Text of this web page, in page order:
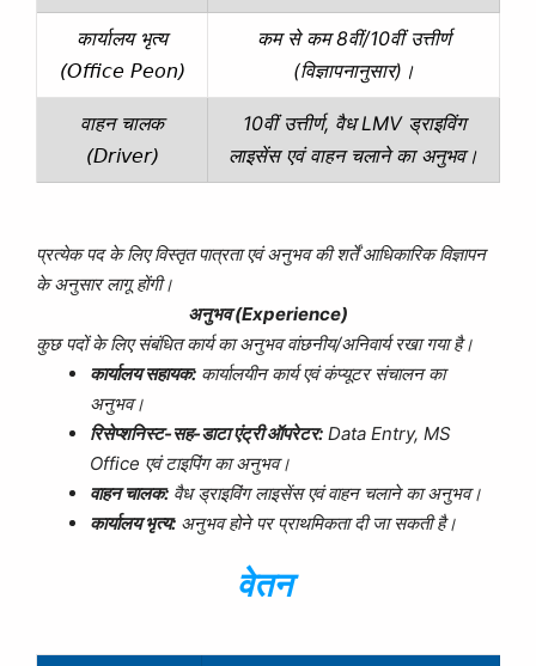
कार्यालय भृत्य
(Office Peon)
कम से कम 8वीं/10वीं उत्तीर्ण
(विज्ञापनानुसार)।
वाहन चालक
(Driver)
10वीं उत्तीर्ण, वैध LMV ड्राइविंग
लाइसेंस एवं वाहन चलाने का अनुभव।
प्रत्येक पद के लिए विस्तृत पात्रता एवं अनुभव की शर्तें आधिकारिक विज्ञापन
के अनुसार लागू होंगी।
अनुभव (Experience)
कुछ पदों के लिए संबंधित कार्य का अनुभव वांछनीय/अनिवार्य रखा गया है।
कार्यालय सहायक: कार्यालयीन कार्य एवं कंप्यूटर संचालन का
अनुभव।
रिसेप्शनिस्ट-सह-डाटा एंट्री ऑपरेटर: Data Entry, MS
Office एवं टाइपिंग का अनुभव।
वाहन चालक: वैध ड्राइविंग लाइसेंस एवं वाहन चलाने का अनुभव।
कार्यालय भृत्य: अनुभव होने पर प्राथमिकता दी जा सकती है।
वेतन